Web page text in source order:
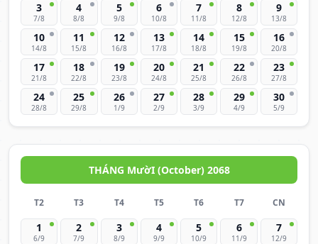
3
7/8
4
8/8
5
9/8
6
10/8
7
11/8
8
12/8
9
13/8
10
14/8
11
15/8
12
16/8
13
17/8
14
18/8
15
19/8
16
20/8
17
21/8
18
22/8
19
23/8
20
24/8
21
25/8
22
26/8
23
27/8
24
28/8
25
29/8
26
1/9
27
2/9
28
3/9
29
4/9
30
5/9
THÁNG MườI (October) 2068
T2 T3 T4 T5 T6 T7 CN
1
6/9
2
7/9
3
8/9
4
9/9
5
10/9
6
11/9
7
12/9